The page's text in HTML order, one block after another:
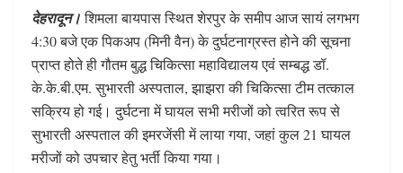
देहरादून।शिमला बायपास स्थित शेरपुर के समीप आज सायं लगभग
4:30 बजे एक पिकअप (मिनी वैन) के दुर्घटनाग्रस्त होने की सूचना
प्राप्त होते ही गौतम बुद्ध चिकित्सा महाविद्यालय एवं सम्बद्ध डॉ.
के.के.बी.एम. सुभारती अस्पताल, झाझरा की चिकित्सा टीम तत्काल
सक्रिय हो गई। दुर्घटना में घायल सभी मरीजों को त्वरित रूप से
सुभारती अस्पताल की इमरजेंसी में लाया गया, जहां कुल 21 घायल
मरीजों को उपचार हेतु भर्ती किया गया।